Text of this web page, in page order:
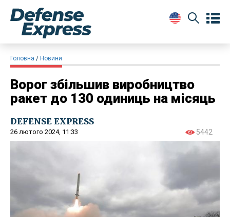
Головна Новини
Ворог збільшив виробництво
ракет до 130 одиниць на місяць
DEFENSE EXPRESS
26 лютого 2024, 11:33 5442